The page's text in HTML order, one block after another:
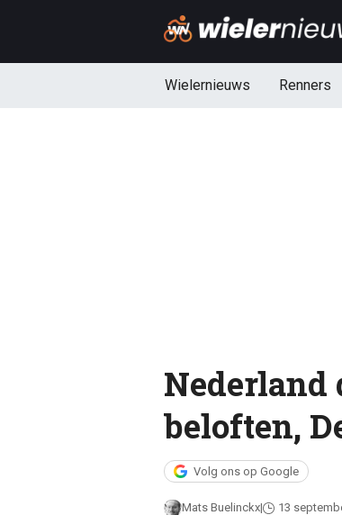
Wielernieuws Renners
Nederland
beloften,
Volg ons op Google
Mats Buelinckx 13